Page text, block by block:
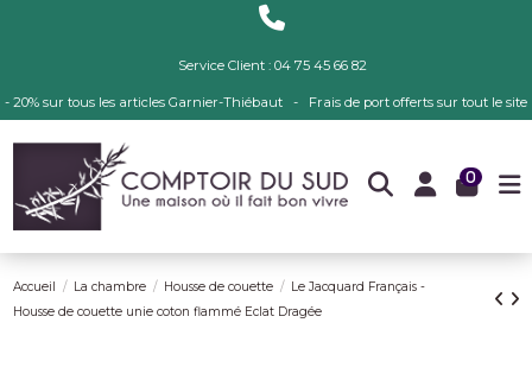
Service Client : 04 75 45 66 82
- 20% sur tous les articles Garnier-Thiébaut - Frais de port offerts sur tout le site
0
Accueil La chambre Housse de couette
Le Jacquard Français -
Housse de couette unie coton flammé Eclat Dragée